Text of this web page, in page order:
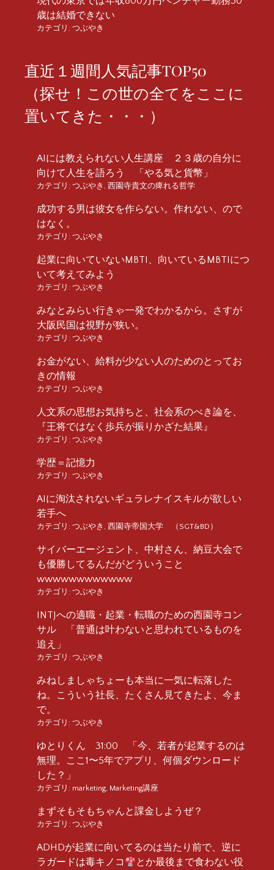
歳は結婚できない
カテゴリ: つぶやき
直近１週間人気記事TOP50
（探せ！この世の全てをここに
置いてきた・・・）
AIには教えられない人生講座 ２３歳の自分に
向けて人生を語ろう 「やる気と貨幣」
カテゴリ: つぶやき , 西園寺貴文の痺れる哲学
成功する男は彼女を作らない。作れない、ので
はなく。
カテゴリ: つぶやき
起業に向いていないMBTI、向いているMBTIにつ
いて考えてみよう
カテゴリ: つぶやき
みなとみらい行きゃ一発でわかるから。さすが
大阪民国は視野が狭い。
カテゴリ: つぶやき
お金がない、給料が少ない人のためのとってお
きの情報
カテゴリ: つぶやき
人文系の思想お気持ちと、社会系のべき論を、
『王将ではなく歩兵が振りかざた結果』
カテゴリ: つぶやき
学歴＝記憶力
カテゴリ: つぶやき
AIに淘汰されないギュラレナイスキルが欲しい
若手へ
カテゴリ: つぶやき , 西園寺帝国大学 （SGT&BD）
サイバーエージェント、中村さん、納豆大会で
も優勝してるんだがどういうこと
wwwwwwwwwwww
カテゴリ: つぶやき
INTJへの適職・起業・転職のための西園寺コン
サル 「普通は叶わないと思われているものを
追え」
カテゴリ: つぶやき
みねしましゃちょーも本当に一気に転落した
ね。こういう社長、たくさん見てきたよ、今ま
で。
カテゴリ: つぶやき
ゆとりくん 31:00 「今、若者が起業するのは
無理。ここ1〜5年でアプリ、何個ダウンロード
した？」
カテゴリ: marketing, Marketing講座
まずそもそもちゃんと課金しようぜ？
カテゴリ: つぶやき
ADHDが起業に向いてるのは当たり前で、逆に
ラガードは毒キノコ
とか最後まで食わない役